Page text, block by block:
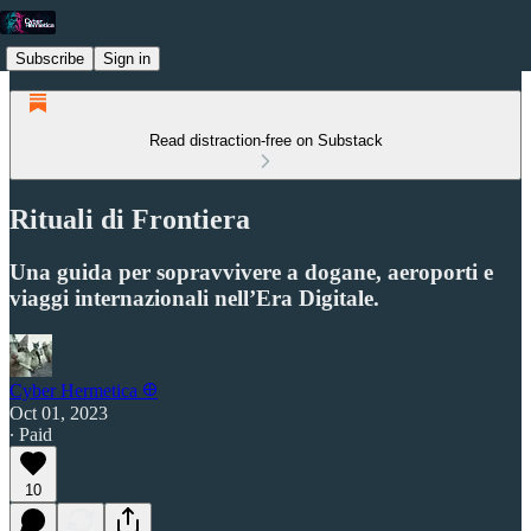
Subscribe Sign in
Read distraction-free on Substack
Rituali di Frontiera
Una guida per sopravvivere a dogane, aeroporti e
viaggi internazionali nell’Era Digitale.
Cyber Hermetica 𐀏
Oct 01, 2023
∙ Paid
10